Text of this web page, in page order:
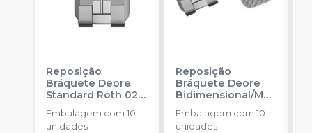
Reposição
Bráquete Deore
Standard Roth 022
INFINITY
ORTHODONTICS
Embalagem com 10
unidades
Reposição
Bráquete Deore
Bidimensional/MB
T 018
ORTHODONTICS
Embalagem com 10
unidades